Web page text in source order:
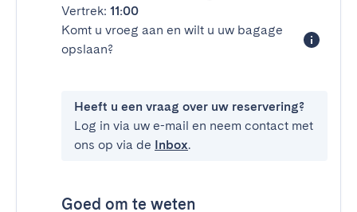
Vertrek: 11:00
Komt u vroeg aan en wilt u uw bagage
opslaan?
Heeft u een vraag over uw reservering?
Log in via uw e-mail en neem contact met
ons op via de Inbox.
Goed om te weten